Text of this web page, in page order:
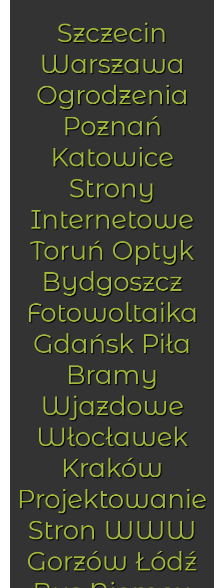
Szczecin
Warszawa
Ogrodzenia
Poznań
Katowice
Strony
Internetowe
Toruń Optyk
Bydgoszcz
Fotowoltaika
Gdańsk Piła
Bramy
Wjazdowe
Włocławek
Kraków
Projektowanie
Stron WWW
Gorzów Łódź